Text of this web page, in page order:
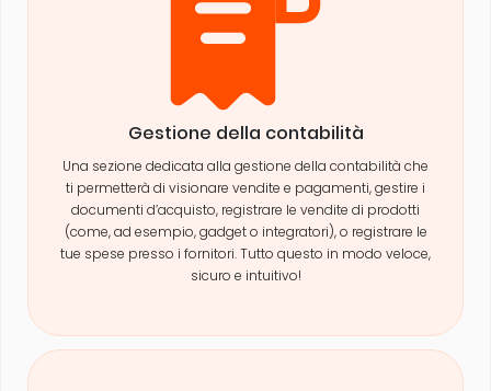
Gestione della contabilità
Una sezione dedicata alla gestione della contabilità che
ti permetterà di visionare vendite e pagamenti, gestire i
documenti d’acquisto, registrare le vendite di prodotti
(come, ad esempio, gadget o integratori), o registrare le
tue spese presso i fornitori. Tutto questo in modo veloce,
sicuro e intuitivo!